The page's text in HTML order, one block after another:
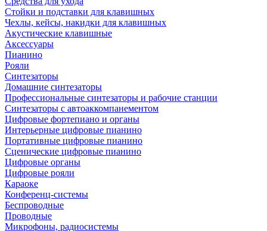
Стойки и подставки для клавишных
Чехлы, кейсы, накидки для клавишных
Акустические клавишные
Аксессуары
Пианино
Рояли
Синтезаторы
Домашние синтезаторы
Профессиональные синтезаторы и рабочие станции
Синтезаторы с автоаккомпанементом
Цифровые фортепиано и органы
Интерьерные цифровые пианино
Портативные цифровые пианино
Сценические цифровые пианино
Цифровые органы
Цифровые рояли
Караоке
Конференц-системы
Беспроводные
Проводные
Микрофоны, радиосистемы